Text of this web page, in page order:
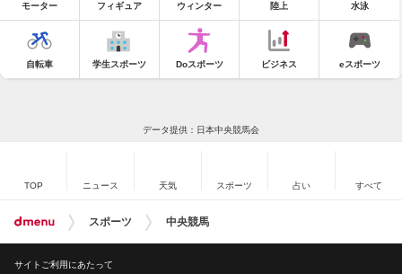
モーター フィギュア ウィンター 陸上 水泳
自転車 学生スポーツ Doスポーツ ビジネス eスポーツ
データ提供：日本中央競馬会
TOP ニュース 天気 スポーツ 占い すべて
スポーツ 中央競馬
サイトご利用にあたって